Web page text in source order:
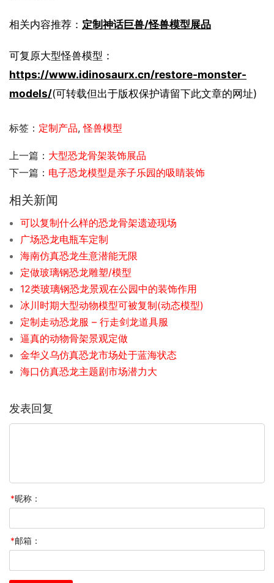
相关内容推荐： 定制神话巨兽/怪兽模型展品
可复原大型怪兽模型：
https://www.idinosaurx.cn/restore-monster-
models/(可转载但出于版权保护请留下此文章的网址)
标签： 定制产品,怪兽模型
上一篇： 大型恐龙骨架装饰展品
下一篇： 电子恐龙模型是亲子乐园的吸睛装饰
相关新闻
可以复制什么样的恐龙骨架遗迹现场
广场恐龙电瓶车定制
海南仿真恐龙生意潜能无限
定做玻璃钢恐龙雕塑/模型
12类玻璃钢恐龙景观在公园中的装饰作用
冰川时期大型动物模型可被复制(动态模型)
定制走动恐龙服 – 行走剑龙道具服
逼真的动物骨架景观定做
金华义乌仿真恐龙市场处于蓝海状态
海口仿真恐龙主题剧市场潜力大
发表回复
*昵称：
*邮箱：